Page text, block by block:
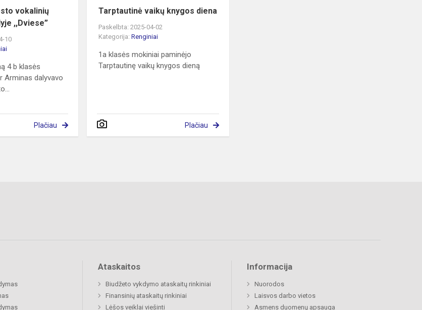
vokalinių
,,Dviese”
10
4 b klasės
Arminas dalyvavo
Plačiau
Tarptautinė vaikų knygos diena
Paskelbta: 2025-04-02
Kategorija:Renginiai
1a klasės mokiniai paminėjo
Tarptautinę vaikų knygos dieną
Plačiau
Ataskaitos
Biudžeto vykdymo ataskaitų rinkiniai
Finansinių ataskaitų rinkiniai
Lėšos veiklai viešinti
Informacija
Nuorodos
Laisvos darbo vietos
Asmens duomenų apsauga